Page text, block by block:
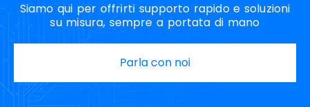
Siamo qui per offrirti supporto rapido e soluzioni
su misura, sempre a portata di mano
Parla con noi